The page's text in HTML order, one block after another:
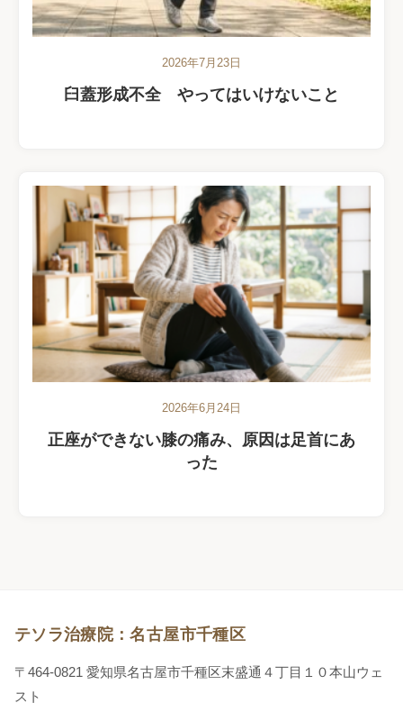
2026年7月23日
臼蓋形成不全 やってはいけないこと
2026年6月24日
正座ができない膝の痛み、原因は足首にあ
った
テソラ治療院：名古屋市千種区
〒464-0821 愛知県名古屋市千種区末盛通４丁目１０本山ウェ
スト